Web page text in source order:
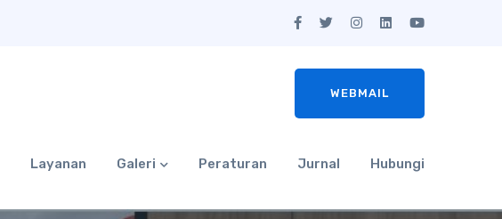
WEBMAIL
Layanan Galeri Peraturan Jurnal Hubungi